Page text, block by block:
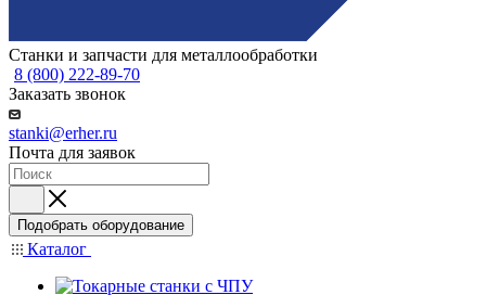
Станки и запчасти для металлообработки
8 (800) 222-89-70
Заказать звонок
stanki@erher.ru
Почта для заявок
Подобрать оборудование
Каталог